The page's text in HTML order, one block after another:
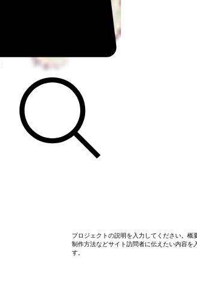
プロジェクトの説明を入力してください。概
制作方法などサイト訪問者に伝えたい内容を
す。